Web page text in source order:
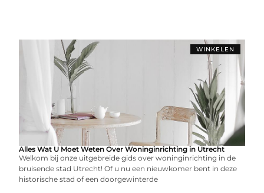
WINKELEN
Alles Wat U Moet Weten Over Woninginrichting in Utrecht
Welkom bij onze uitgebreide gids over woninginrichting in de
bruisende stad Utrecht! Of u nu een nieuwkomer bent in deze
historische stad of een doorgewinterde